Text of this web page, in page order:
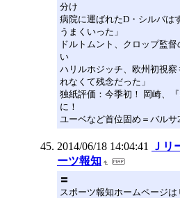
分け
病院に運ばれたD・シルバは
うまくいった」
ドルトムント、クロップ監
い
ハリルホジッチ、欧州初視
れなくて残念だった」
独紙評価：今季初！ 岡崎、
に！
ユーベなど首位固め＝バル
2014/06/18 14:04:41
Ｊリ
ーツ報知
〓
スポーツ報知ホームページ